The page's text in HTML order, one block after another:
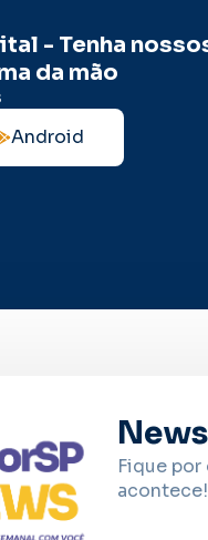
- Tenha
da mão
Android
Fique
acontece!